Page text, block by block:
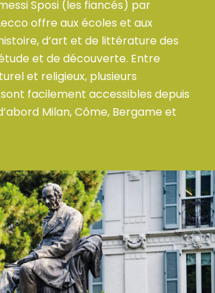
Sposi (les fiancés) par
offre aux écoles et aux
d’art et de littérature des
et de découverte. Entre
et religieux, plusieurs
facilement accessibles depuis
Milan, Côme, Bergame et